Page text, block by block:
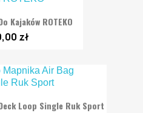
Kajaków ROTEKO
zł
Loop Single Ruk Sport